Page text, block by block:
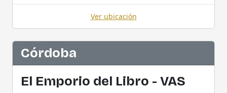
Ver ubicación
Córdoba
El Emporio del Libro - VAS